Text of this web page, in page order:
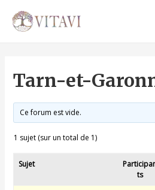
Tarn-et-
Ce forum est vide.
1 sujet (sur un total de 1)
Sujet
ts